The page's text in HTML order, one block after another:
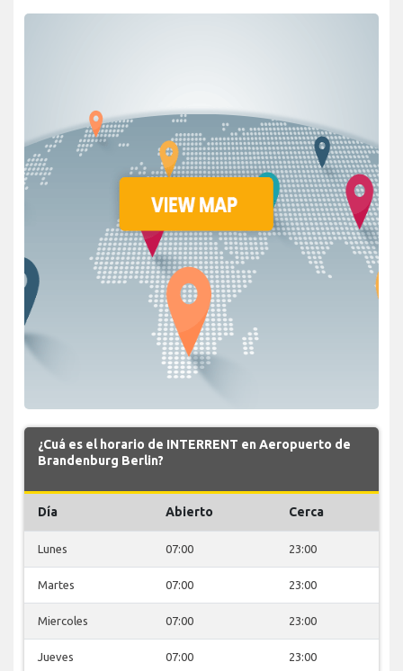
¿Cuá es el horario de INTERRENT en Aeropuerto de
Brandenburg Berlin?
Día Abierto Cerca
Lunes 07:00 23:00
Martes 07:00 23:00
Miercoles 07:00 23:00
Jueves 07:00 23:00